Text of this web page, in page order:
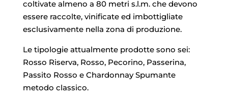
coltivate almeno a 80 metri s.l.m. che devono
essere raccolte, vinificate ed imbottigliate
esclusivamente nella zona di produzione.
Le tipologie attualmente prodotte sono sei:
Rosso Riserva, Rosso, Pecorino, Passerina,
Passito Rosso e Chardonnay Spumante
metodo classico.